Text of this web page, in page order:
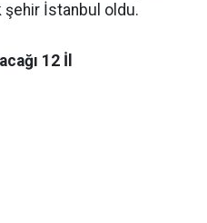
şehir İstanbul oldu.
12 İl